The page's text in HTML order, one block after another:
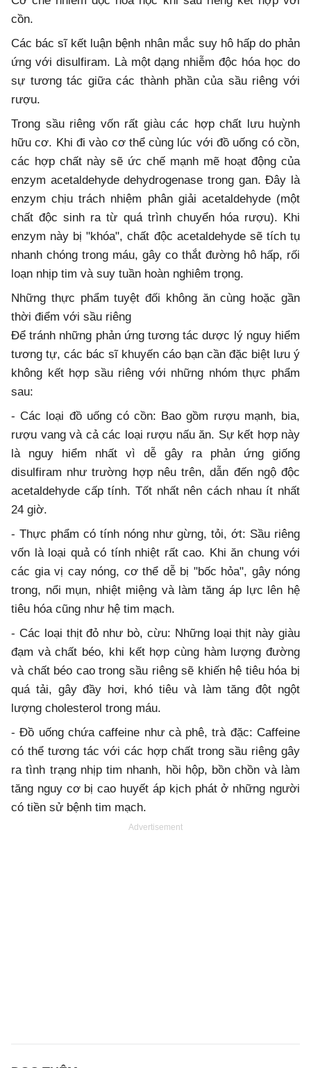
cồn.
Các bác sĩ kết luận bệnh nhân mắc suy hô hấp do phản
ứng với disulfiram. Là một dạng nhiễm độc hóa học do
sự tương tác giữa các thành phần của sầu riêng với
rượu.
Trong sầu riêng vốn rất giàu các hợp chất lưu huỳnh
hữu cơ. Khi đi vào cơ thể cùng lúc với đồ uống có cồn,
các hợp chất này sẽ ức chế mạnh mẽ hoạt động của
enzym acetaldehyde dehydrogenase trong gan. Đây là
enzym chịu trách nhiệm phân giải acetaldehyde (một
chất độc sinh ra từ quá trình chuyển hóa rượu). Khi
enzym này bị "khóa", chất độc acetaldehyde sẽ tích tụ
nhanh chóng trong máu, gây co thắt đường hô hấp, rối
loạn nhịp tim và suy tuần hoàn nghiêm trọng.
Những thực phẩm tuyệt đối không ăn cùng hoặc gần
thời điểm với sầu riêng
Để tránh những phản ứng tương tác dược lý nguy hiểm
tương tự, các bác sĩ khuyến cáo bạn cần đặc biệt lưu ý
không kết hợp sầu riêng với những nhóm thực phẩm
sau:
- Các loại đồ uống có cồn: Bao gồm rượu mạnh, bia,
rượu vang và cả các loại rượu nấu ăn. Sự kết hợp này
là nguy hiểm nhất vì dễ gây ra phản ứng giống
disulfiram như trường hợp nêu trên, dẫn đến ngộ độc
acetaldehyde cấp tính. Tốt nhất nên cách nhau ít nhất
24 giờ.
- Thực phẩm có tính nóng như gừng, tỏi, ớt: Sầu riêng
vốn là loại quả có tính nhiệt rất cao. Khi ăn chung với
các gia vị cay nóng, cơ thể dễ bị "bốc hỏa", gây nóng
trong, nổi mụn, nhiệt miệng và làm tăng áp lực lên hệ
tiêu hóa cũng như hệ tim mạch.
- Các loại thịt đỏ như bò, cừu: Những loại thịt này giàu
đạm và chất béo, khi kết hợp cùng hàm lượng đường
và chất béo cao trong sầu riêng sẽ khiến hệ tiêu hóa bị
quá tải, gây đầy hơi, khó tiêu và làm tăng đột ngột
lượng cholesterol trong máu.
- Đồ uống chứa caffeine như cà phê, trà đặc: Caffeine
có thể tương tác với các hợp chất trong sầu riêng gây
ra tình trạng nhịp tim nhanh, hồi hộp, bồn chồn và làm
tăng nguy cơ bị cao huyết áp kịch phát ở những người
có tiền sử bệnh tim mạch.
Advertisement